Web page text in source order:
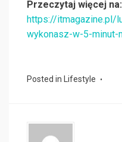
Przeczytaj więcej na:
https://itmagazine.pl/
wykonasz-w-5-
Posted in Lifestyle